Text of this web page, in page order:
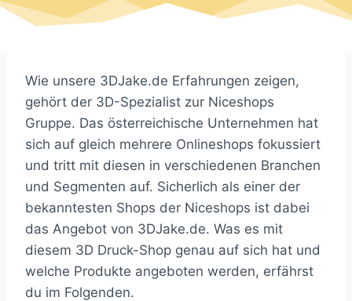
Wie unsere 3DJake.de Erfahrungen zeigen,
gehört der 3D-Spezialist zur Niceshops
Gruppe. Das österreichische Unternehmen hat
sich auf gleich mehrere Onlineshops fokussiert
und tritt mit diesen in verschiedenen Branchen
und Segmenten auf. Sicherlich als einer der
bekanntesten Shops der Niceshops ist dabei
das Angebot von 3DJake.de. Was es mit
diesem 3D Druck-Shop genau auf sich hat und
welche Produkte angeboten werden, erfährst
du im Folgenden.